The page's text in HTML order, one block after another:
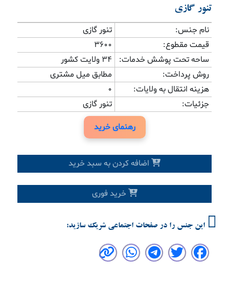
تنور گازی
نام جنس:
تنور گازی
قیمت مقطوع:
3600
ساحه تحت پوشش خدمات:
34 ولایت کشور
روش پرداخت:
مطابق میل مشتری
هزینه انتقال به ولایات:
0
جزئیات:
تنور گازی
رهنمای خرید
اضافه کردن به سبد خرید
خرید فوری
این جنس را در صفحات اجتماعی شریک سازید: